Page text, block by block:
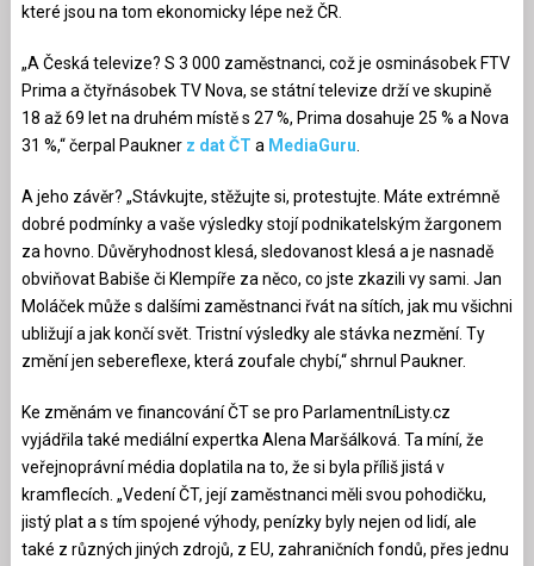
které jsou na tom ekonomicky lépe než ČR.
„A Česká televize? S 3 000 zaměstnanci, což je osminásobek FTV
Prima a čtyřnásobek TV Nova, se státní televize drží ve skupině
18 až 69 let na druhém místě s 27 %, Prima dosahuje 25 % a Nova
31 %,“ čerpal Paukner z dat ČT a MediaGuru
A jeho závěr? „Stávkujte, stěžujte si, protestujte. Máte extrémně
dobré podmínky a vaše výsledky stojí podnikatelským žargonem
za hovno. Důvěryhodnost klesá, sledovanost klesá a je nasnadě
obviňovat Babiše či Klempíře za něco, co jste zkazili vy sami. Jan
Moláček může s dalšími zaměstnanci řvát na sítích, jak mu všichni
ubližují a jak končí svět. Tristní výsledky ale stávka nezmění. Ty
změní jen sebereflexe, která zoufale chybí,“ shrnul Paukner.
Ke změnám ve financování ČT se pro ParlamentníListy.cz
vyjádřila také mediální expertka Alena Maršálková. Ta míní, že
veřejnoprávní média doplatila na to, že si byla příliš jistá v
kramflecích. „Vedení ČT, její zaměstnanci měli svou pohodičku,
jistý plat a s tím spojené výhody, penízky byly nejen od lidí, ale
také z různých jiných zdrojů, z EU, zahraničních fondů, přes jednu